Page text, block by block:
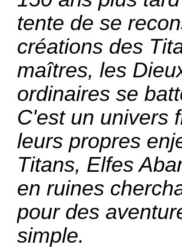
tente de se
créations des
maîtres, les
ordinaires se
C'est un univers
leurs propres
Titans, Elfes
en ruines
pour des
simple.